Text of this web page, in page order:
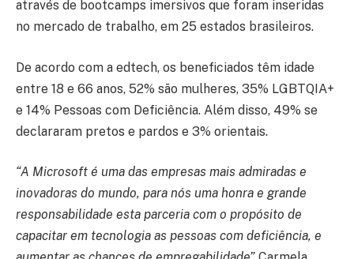
através de bootcamps imersivos que foram inseridas
no mercado de trabalho, em 25 estados brasileiros.
De acordo com a edtech, os beneficiados têm idade
entre 18 e 66 anos, 52% são mulheres, 35% LGBTQIA+
e 14% Pessoas com Deficiência. Além disso, 49% se
declararam pretos e pardos e 3% orientais.
“A Microsoft é uma das empresas mais admiradas e
inovadoras do mundo, para nós uma honra e grande
responsabilidade esta parceria com o propósito de
capacitar em tecnologia as pessoas com deficiência, e